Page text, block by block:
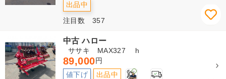
出品中
注目数 357
中古 ハロー
ササキ MAX327 h
89,000円
値下げ 出品中 2